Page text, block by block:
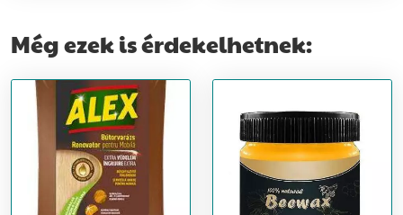
Még ezek is érdekelhetnek: